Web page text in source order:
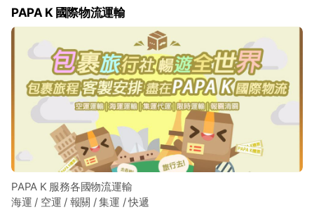
PAPA K 國際物流運輸
PAPA K 服務各國物流運輸
海運 / 空運 / 報關 / 集運 / 快遞